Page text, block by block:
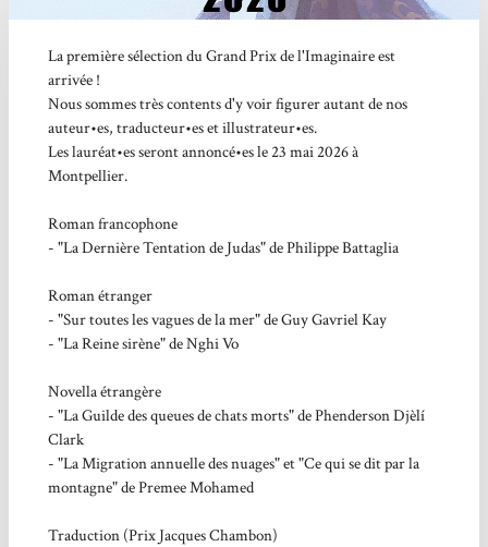
La première sélection duGrand Prix de l'Imaginaireest
arrivée !
Nous sommes très contents d'y voir figurer autant de nos
auteur•es, traducteur•es et illustrateur•es.
Les lauréat•es seront annoncé•es le 23 mai 2026 à
Montpellier.
Roman francophone
- "La Dernière Tentation de Judas" dePhilippe Battaglia
Roman étranger
- "Sur toutes les vagues de la mer" de Guy Gavriel Kay
- "La Reine sirène" de Nghi Vo
Novella étrangère
- "La Guilde des queues de chats morts" de Phenderson Djèlí
Clark
- "La Migration annuelle des nuages" et "Ce qui se dit par la
montagne" de Premee Mohamed
Traduction (Prix Jacques Chambon)